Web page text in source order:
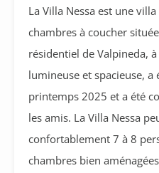
La Villa Nessa est une
chambres à coucher
résidentiel de Valpineda,
lumineuse et spacieuse,
printemps 2025 et a été
les amis. La Villa Nessa
confortablement 7 à 8
chambres bien